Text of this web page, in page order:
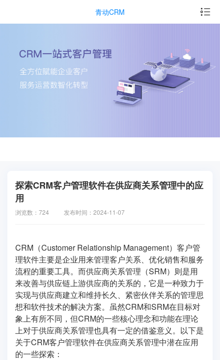
青动CRM
探索CRM客户管理软件在供应商关系管理中的应
用
浏览数：724 发布时间：2024-11-07
CRM（Customer Relationship Management）客户管
理软件主要是企业用来管理客户关系、优化销售和服务
流程的重要工具。而供应商关系管理（SRM）则是用
来改善与供应链上游供应商的关系的，它是一种致力于
实现与供应商建立和维持长久、紧密伙伴关系的管理思
想和软件技术的解决方案。虽然CRM和SRM在目标对
象上有所不同，但CRM的一些核心理念和功能在理论
上对于供应商关系管理也具有一定的借鉴意义。以下是
关于CRM客户管理软件在供应商关系管理中潜在应用
的一些探索：